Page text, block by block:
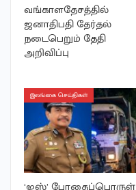
வங்காளதேசத்தில்
ஜனாதிபதி தேர்தல்
நடைபெறும் தேதி
அறிவிப்பு
இலங்கை செய்திகள்